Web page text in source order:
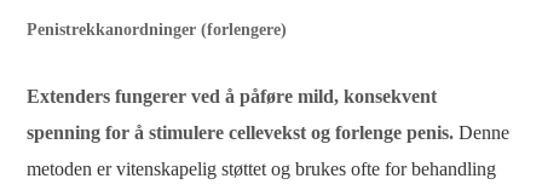
Penistrekkanordninger (forlengere)
Extenders fungerer ved å påføre mild, konsekvent
spenning for å stimulere cellevekst og forlenge penis. Denne
metoden er vitenskapelig støttet og brukes ofte for behandling